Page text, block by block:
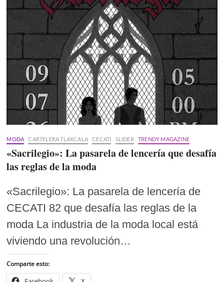
MODA CARTELERA TLAXCALA CECATI SLIDER TRENDY MAGAZINE
«Sacrilegio»: La pasarela de lencería que desafía
las reglas de la moda
«Sacrilegio»: La pasarela de lencería de
CECATI 82 que desafía las reglas de la
moda La industria de la moda local está
viviendo una revolución…
Comparte esto: